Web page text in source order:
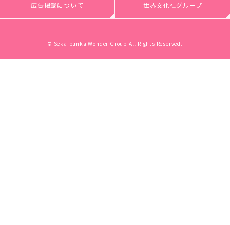
広告掲載について 世界文化社グループ
© Sekaibunka Wonder Group All Rights Reserved.